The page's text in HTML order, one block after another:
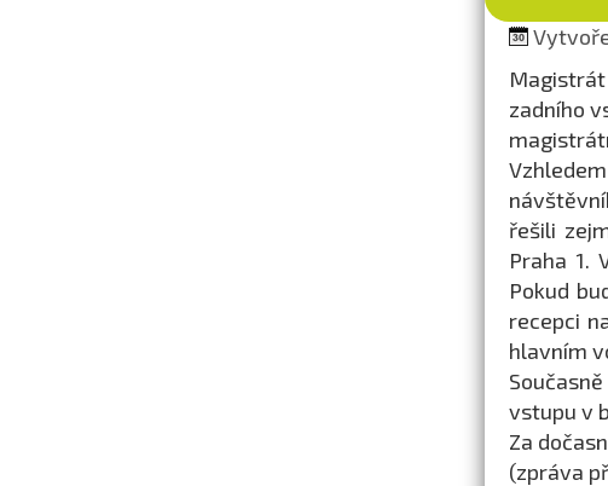
zadního
řešili
Praha 1.
Pokud
recepci
hlavním
vstupu v
Za
(zpráva